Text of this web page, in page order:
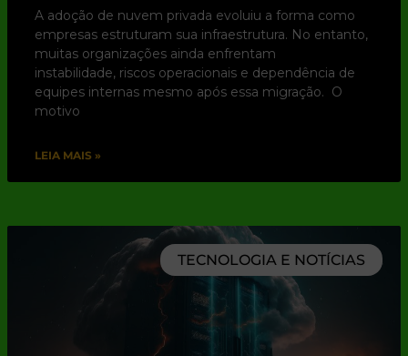
A adoção de nuvem privada evoluiu a forma como
empresas estruturam sua infraestrutura. No entanto,
muitas organizações ainda enfrentam
instabilidade, riscos operacionais e dependência de
equipes internas mesmo após essa migração. O
motivo
LEIA MAIS »
TECNOLOGIA E NOTÍCIAS